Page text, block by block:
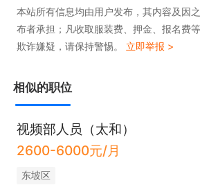
本站所有信息均由用户发布，其内容及因
布者承担；凡收取服装费、押金、报名费
欺诈嫌疑，请保持警惕。 立即举报 >
相似的职位
视频部人员（太和）
2600-6000元/月
东坡区